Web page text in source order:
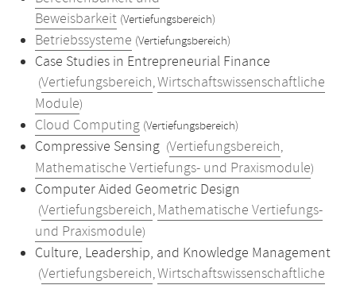
Beweisbarkeit (Vertiefungsbereich)
Betriebssysteme (Vertiefungsbereich)
Case Studies in Entrepreneurial Finance
(Vertiefungsbereich,Wirtschaftswissenschaftliche
Module)
Cloud Computing (Vertiefungsbereich)
Compressive Sensing (Vertiefungsbereich,
Mathematische Vertiefungs- und Praxismodule)
Computer Aided Geometric Design
(Vertiefungsbereich, Mathematische Vertiefungs-
und Praxismodule)
Culture, Leadership, and Knowledge Management
(Vertiefungsbereich,Wirtschaftswissenschaftliche